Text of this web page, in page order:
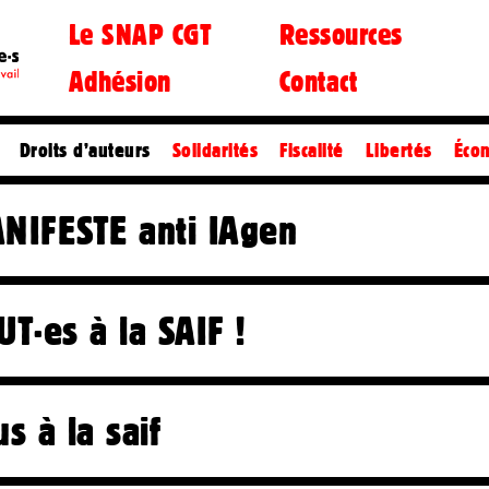
Le SNAP CGT
quoi ? On fait quoi ? La CE et le Bureau La CGT
Adhésion
Ressources
Fiches pratiques Document d'orientation
Contact
Droits d’auteurs Solidarités Fiscalité Libertés
anti IAgen
à la SAIF !
à la saif